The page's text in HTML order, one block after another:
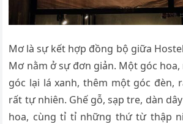
Mơ là sự kết hợp đồng bộ giữa
Mơ nằm ở sự đơn giản. Một góc
góc lại lá xanh, thêm một góc đèn,
rất tự nhiên. Ghế gỗ, sạp tre, dàn
hoa, cùng tỉ tỉ những thứ từ thập